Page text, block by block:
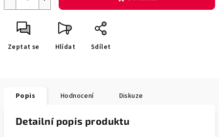
Zeptat se Hlídat Sdílet
Popis Hodnocení Diskuze
Detailní popis produktu